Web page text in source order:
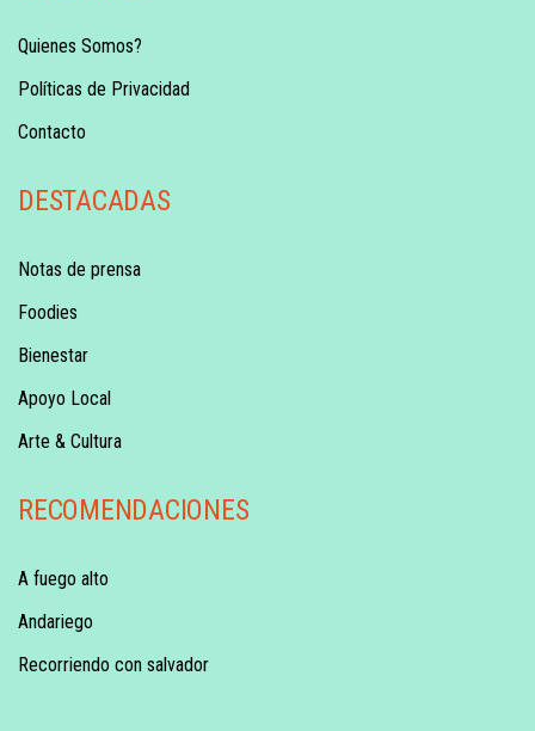
Quienes Somos?
Políticas de Privacidad
Contacto
DESTACADAS
Notas de prensa
Foodies
Bienestar
Apoyo Local
Arte & Cultura
RECOMENDACIONES
A fuego alto
Andariego
Recorriendo con salvador